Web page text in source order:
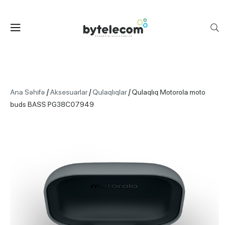
Ana Səhifə /Aksesuarlar/Qulaqlıqlar/Qulaqlıq Motorola moto
buds BASS PG38C07949